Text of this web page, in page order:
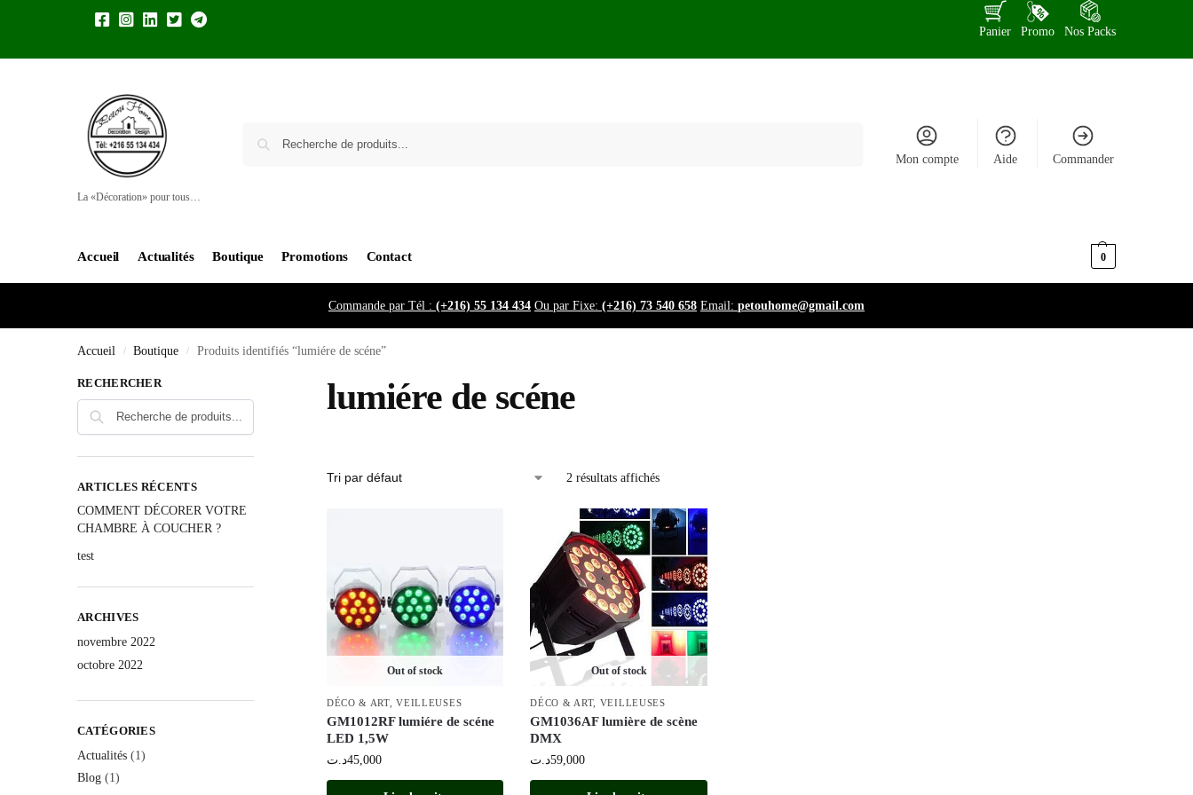
Panier Promo Nos Packs
La «Décoration» pour tous…
Mon compte Aide Commander
Accueil Actualités Boutique Promotions Contact 0
Commande par Tél : (+216) 55 134 434 Ou par Fixe: (+216) 73 540 658 Email: petouhome@gmail.com
Accueil / Boutique / Produits identifiés “lumiére de scéne”
lumiére de scéne
2 résultats affichés
Out of stock
DÉCO & ART,VEILLEUSES
GM1012RF lumiére de scéne
LED 1,5W
45,000د.ت
Out of stock
DÉCO & ART, VEILLEUSES
GM1036AF lumière de scène
DMX
59,000د.ت
RECHERCHER
ARTICLES RÉCENTS
COMMENT DÉCORER VOTRE
CHAMBRE À COUCHER ?
test
ARCHIVES
novembre 2022
octobre 2022
CATÉGORIES
Actualités (1)
Blog (1)